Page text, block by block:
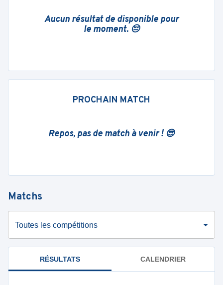
Aucun résultat de disponible pour
le moment. 😔
PROCHAIN MATCH
Repos, pas de match à venir ! 😎
Matchs
Toutes les compétitions
RÉSULTATS CALENDRIER